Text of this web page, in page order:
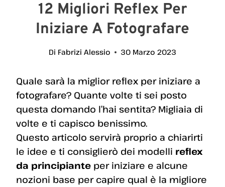
12 Migliori Reflex Per
Iniziare A Fotografare
Di Fabrizi Alessio 30 Marzo 2023
Quale sarà la miglior reflex per iniziare a
fotografare? Quante volte ti sei posto
questa domando l’hai sentita? Migliaia di
volte e ti capisco benissimo.
Questo articolo servirà proprio a chiarirti
le idee e ti consiglierò dei modelli reflex
da principiante per iniziare e alcune
nozioni base per capire qual è la migliore